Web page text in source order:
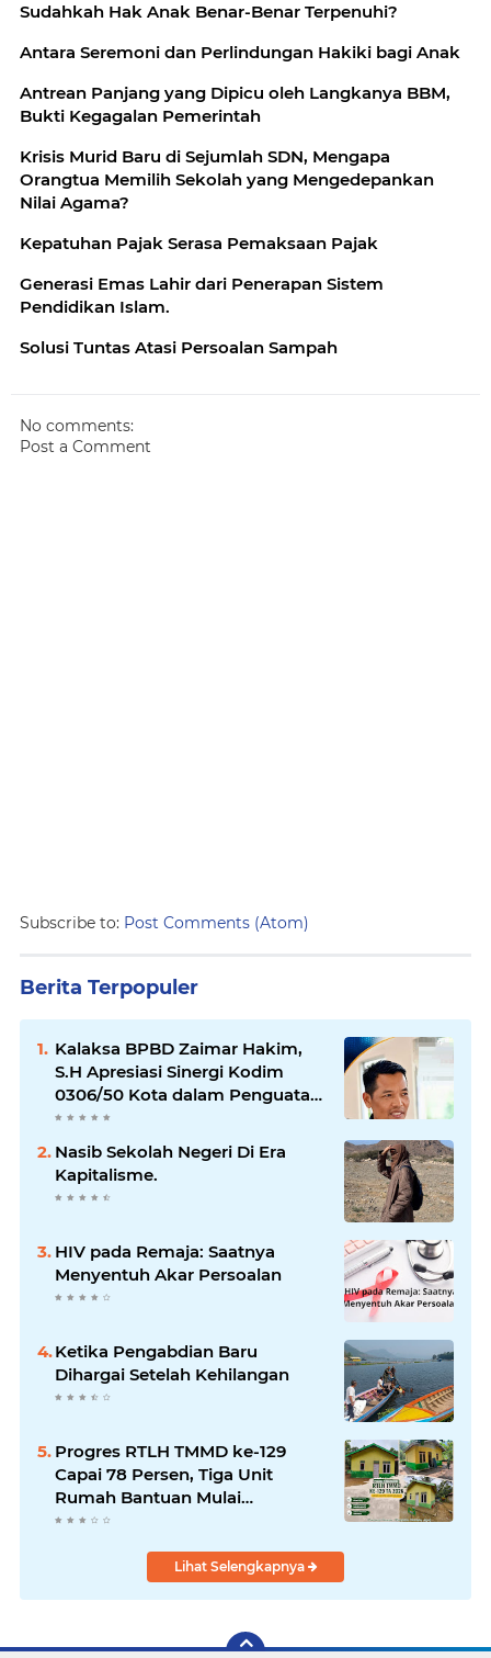
Sudahkah Hak Anak Benar-Benar Terpenuhi?
Antara Seremoni dan Perlindungan Hakiki bagi Anak
Antrean Panjang yang Dipicu oleh Langkanya BBM,
Bukti Kegagalan Pemerintah
Krisis Murid Baru di Sejumlah SDN, Mengapa
Orangtua Memilih Sekolah yang Mengedepankan
Nilai Agama?
Kepatuhan Pajak Serasa Pemaksaan Pajak
Generasi Emas Lahir dari Penerapan Sistem
Pendidikan Islam.
Solusi Tuntas Atasi Persoalan Sampah
No comments:
Post a Comment
Subscribe to: Post Comments (Atom)
Berita Terpopuler
Kalaksa BPBD Zaimar Hakim,
S.H Apresiasi Sinergi Kodim
0306/50 Kota dalam Penguatan
Mitigasi dan Penanganan
Bencana
Nasib Sekolah Negeri Di Era
Kapitalisme.
HIV pada Remaja: Saatnya
Menyentuh Akar Persoalan
Ketika Pengabdian Baru
Dihargai Setelah Kehilangan
Progres RTLH TMMD ke-129
Capai 78 Persen, Tiga Unit
Rumah Bantuan Mulai
Rampung
Lihat Selengkapnya